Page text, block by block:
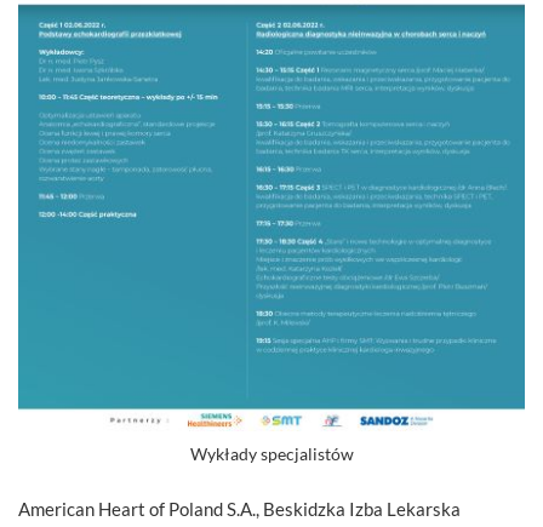
Wykłady specjalistów
American Heart of Poland S.A., Beskidzka Izba Lekarska